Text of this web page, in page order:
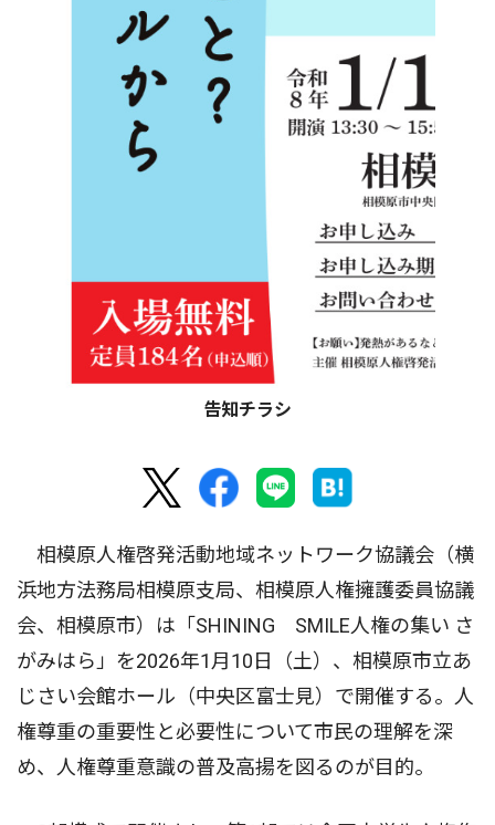
告知チラシ
相模原人権啓発活動地域ネットワーク協議会（横
浜地方法務局相模原支局、相模原人権擁護委員協議
会、相模原市）は「SHINING SMILE人権の集い さ
がみはら」を2026年1月10日（土）、相模原市立あ
じさい会館ホール（中央区富士見）で開催する。人
権尊重の重要性と必要性について市民の理解を深
め、人権尊重意識の普及高揚を図るのが目的。